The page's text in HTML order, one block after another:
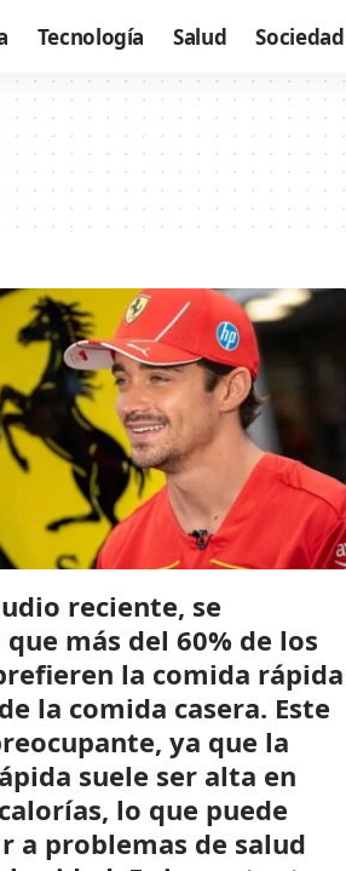
Tecnología Salud Sociedad
reciente, se
más del 60% de los
la comida rápida
la comida casera. Este
ya que la
suele ser alta en
lo que puede
a problemas de salud